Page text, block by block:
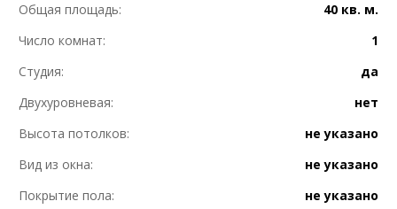
Общая площадь:
40 кв. м.
Число комнат:
1
Студия:
да
Двухуровневая:
нет
Высота потолков:
не указано
Вид из окна:
не указано
Покрытие пола:
не указано